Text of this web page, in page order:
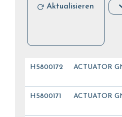
Aktualisieren
H5800172 ACTUATOR
H5800171 ACTUATOR